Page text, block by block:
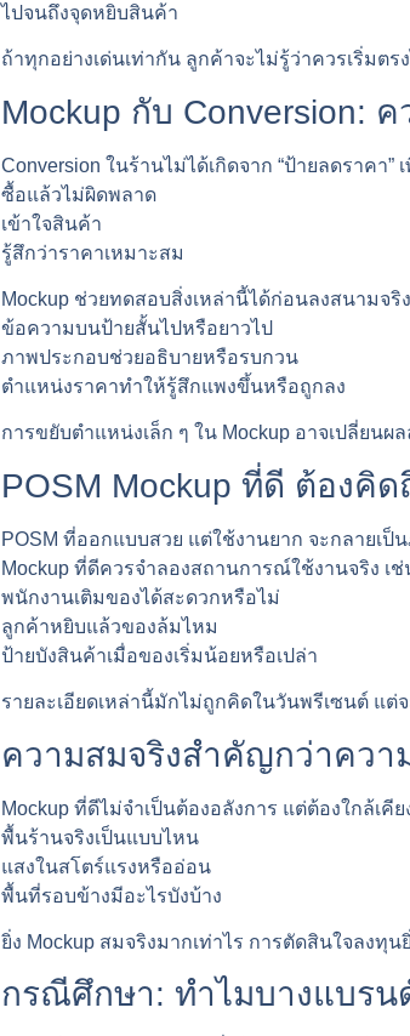
ไปจนถึงจุดหยิบสินค้า
ถ้าทุกอย่างเด่นเท่ากัน ลูกค้าจะไม่รู้ว่าควรเริ่มตร
Mockup กับ Conversion:
Conversion ในร้านไม่ได้เกิดจาก “ป้ายลดราคา”
ซื้อแล้วไม่ผิดพลาด
เข้าใจสินค้า
รู้สึกว่าราคาเหมาะสม
Mockup ช่วยทดสอบสิ่งเหล่านี้ได้ก่อนลงสนามจริ
ข้อความบนป้ายสั้นไปหรือยาวไป
ภาพประกอบช่วยอธิบายหรือรบกวน
ตำแหน่งราคาทำให้รู้สึกแพงขึ้นหรือถูกลง
การขยับตำแหน่งเล็ก ๆ ใน Mockup อาจเปลี่ยน
POSM Mockup ที่ดี ต้องคิด
POSM ที่ออกแบบสวย แต่ใช้งานยาก จะกลายเ
Mockup ที่ดีควรจำลองสถานการณ์ใช้งานจริง เช่
พนักงานเติมของได้สะดวกหรือไม่
ลูกค้าหยิบแล้วของล้มไหม
ป้ายบังสินค้าเมื่อของเริ่มน้อยหรือเปล่า
รายละเอียดเหล่านี้มักไม่ถูกคิดในวันพรีเซนต์ แต่
ความสมจริงสำคัญกว่าควา
Mockup ที่ดีไม่จำเป็นต้องอลังการ แต่ต้องใกล้เคี
พื้นร้านจริงเป็นแบบไหน
แสงในสโตร์แรงหรืออ่อน
พื้นที่รอบข้างมีอะไรบังบ้าง
ยิ่ง Mockup สมจริงมากเท่าไร การตัดสินใจลงทุ
กรณีศึกษา: ทำไมบางแบรน